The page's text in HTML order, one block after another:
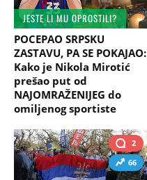
JESTE LI MU OPROSTILI?
POCEPAO SRPSKU
ZASTAVU, PA SE POKAJAO:
Kako je Nikola Mirotić
prešao put od
NAJOMRAŽENIJEG do
omiljenog sportiste
2
66